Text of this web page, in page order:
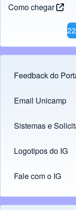
Como chegar
Footer menu
Feedback do
Links
Email Unicamp
(opens in new tab)
Sistemas e
(opens in new
Logotipos do IG
(opens in new tab)
Fale com o IG